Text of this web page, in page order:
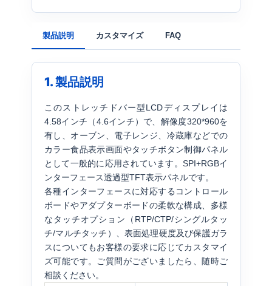
製品説明 カスタマイズ FAQ
1. 製品説明
このストレッチドバー型LCDディスプレイは
4.58インチ（4.6インチ）で、解像度320*960を
有し、オーブン、電子レンジ、冷蔵庫などでの
カラー食品表示画面やタッチボタン制御パネル
として一般的に応用されています。SPI+RGBイ
ンターフェース透過型TFT表示パネルです。
各種インターフェースに対応するコントロール
ボードやアダプターボードの柔軟な構成、多様
なタッチオプション（RTP/CTP/シングルタッ
チ/マルチタッチ）、表面処理硬度及び保護ガラ
スについてもお客様の要求に応じてカスタマイ
ズ可能です。ご質問がございましたら、随時ご
相談ください。